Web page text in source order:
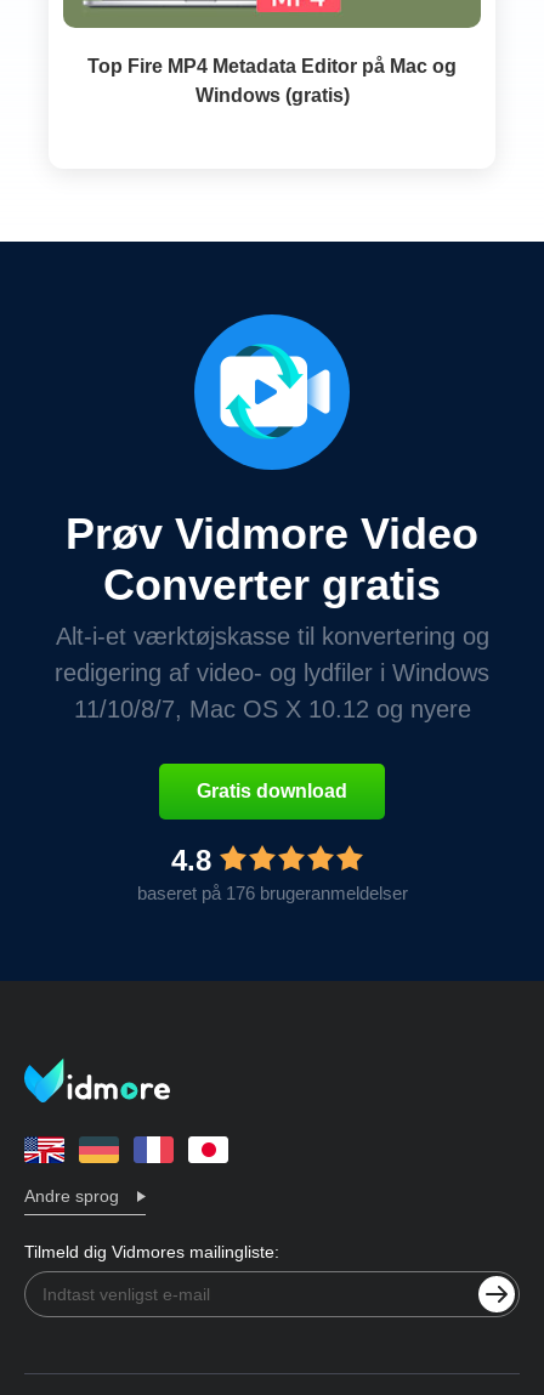
Top Fire MP4 Metadata Editor på Mac og
Windows (gratis)
Prøv Vidmore Video
Converter gratis
Alt-i-et værktøjskasse til konvertering og
redigering af video- og lydfiler i Windows
11/10/8/7, Mac OS X 10.12 og nyere
Gratis download
4.8
baseret på 176 brugeranmeldelser
Andre sprog
Tilmeld dig Vidmores mailingliste: